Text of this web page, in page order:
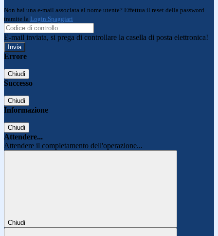
Non hai una e-mail associata al nome utente? Effettua il reset della password
tramite la Login Spaggiari
E-mail inviata, si prega di controllare la casella di posta elettronica!
Errore
Chiudi
Successo
Chiudi
Informazione
Chiudi
Attendere...
Attendere il completamento dell'operazione...
Chiudi